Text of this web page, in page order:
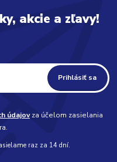
akcie a zľavy!
Prihlásiť sa
údajovza účelom zasielania
raz za 14 dní.